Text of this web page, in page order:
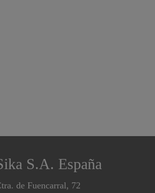
S.A. España
de Fuencarral, 72